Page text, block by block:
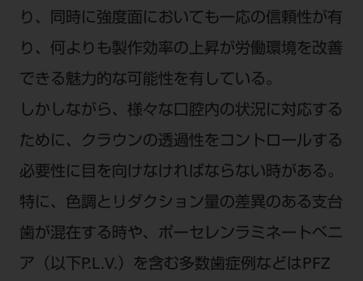
り、同時に強度面においても一応の信頼性が有
り、何よりも製作効率の上昇が労働環境を改善
できる魅力的な可能性を有している。
しかしながら、様々な口腔内の状況に対応する
ために、クラウンの透過性をコントロールする
必要性に目を向けなければならない時がある。
特に、色調とリダクション量の差異のある支台
歯が混在する時や、ポーセレンラミネートベニ
ア（以下P.L.V.）を含む多数歯症例などはPFZ
IP電話・ひかり電話は繋がらない場合がありま
受付時間 月～金 9:00～17:00 （祝日・夏季休
暇、年末年始を除く）
歯科医療従事者専用窓口となります。
業所へお問い合わせ願います。
企業情報
個人情報保護方針 特定商取引について